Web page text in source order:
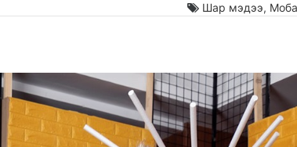
Шар мэдээ,
14:36:58
12:59:50